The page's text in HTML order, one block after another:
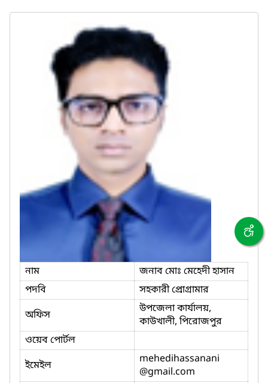
নাম
জনাব মোঃ মেহেদী হাসান
পদবি
সহকারী প্রোগ্রামার
অফিস
উপজেলা কার্যালয়,
কাউখালী, পিরোজপুর
ওয়েব পোর্টল
ইমেইল
mehedihassanani
@gmail.com